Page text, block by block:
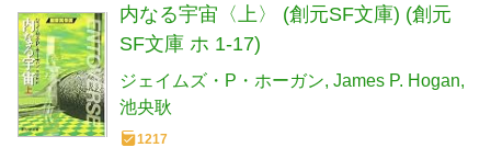
内なる宇宙〈上〉 (創元SF文庫) (創元
SF文庫 ホ 1-17)
ジェイムズ・P・ホーガン James P. Hogan
池央耿
1217